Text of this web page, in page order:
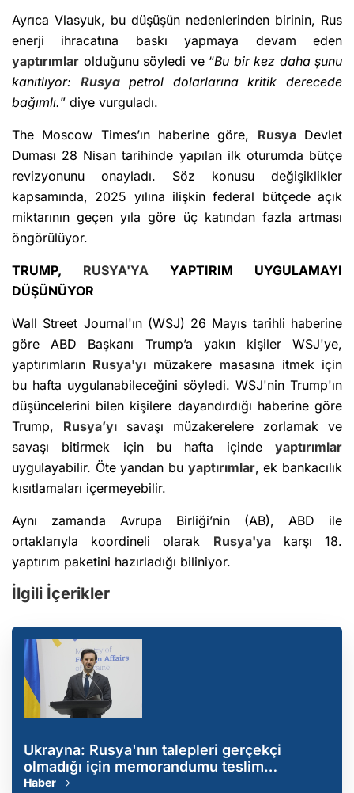
Ayrıca Vlasyuk, bu düşüşün nedenlerinden birinin, Rus
enerji ihracatına baskı yapmaya devam eden
yaptırımlar olduğunu söyledi ve “Bu bir kez daha şunu
kanıtlıyor: Rusyapetrol dolarlarına kritik derecede
bağımlı.” diye vurguladı.
The Moscow Times’ın haberine göre, RusyaDevlet
Duması 28 Nisan tarihinde yapılan ilk oturumda bütçe
revizyonunu onayladı. Söz konusu değişiklikler
kapsamında, 2025 yılına ilişkin federal bütçede açık
miktarının geçen yıla göre üç katından fazla artması
öngörülüyor.
TRUMP, RUSYA'YA YAPTIRIM UYGULAMAYI
DÜŞÜNÜYOR
Wall Street Journal'ın (WSJ) 26 Mayıs tarihli haberine
göre ABD Başkanı Trump’a yakın kişiler WSJ'ye,
yaptırımların Rusya'yı müzakere masasına itmek için
bu hafta uygulanabileceğini söyledi. WSJ'nin Trump'ın
düşüncelerini bilen kişilere dayandırdığı haberine göre
Trump, Rusya’yı savaşı müzakerelere zorlamak ve
savaşı bitirmek için bu hafta içinde yaptırımlar
uygulayabilir. Öte yandan bu yaptırımlar, ek bankacılık
kısıtlamaları içermeyebilir.
Aynı zamanda Avrupa Birliği’nin (AB), ABD ile
ortaklarıyla koordineli olarak Rusya'yakarşı 18.
yaptırım paketini hazırladığı biliniyor.
İlgili İçerikler
Ukrayna: Rusya'nın talepleri gerçekçi
olmadığı için memorandumu teslim
etmekten korkuyor
Haber